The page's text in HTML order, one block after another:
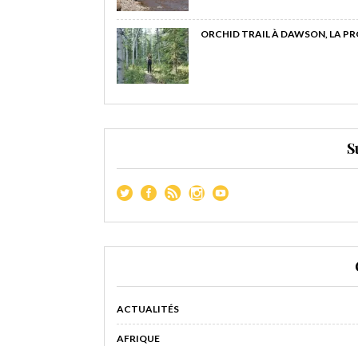
ORCHID TRAIL À DAWSON, LA
ACTUALITÉS
AFRIQUE